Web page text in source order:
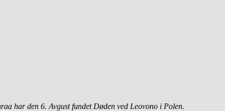
har den 6. Avgust fundet Døden ved Leovono i Polen.